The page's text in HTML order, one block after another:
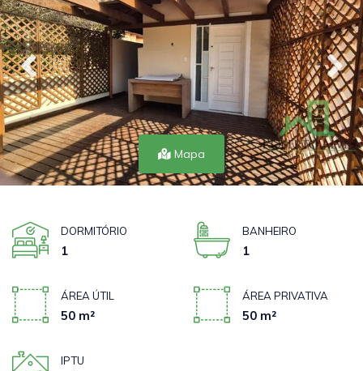
Mapa
DORMITÓRIO
1
BANHEIRO
1
ÁREA ÚTIL
50 m²
ÁREA PRIVATIVA
50 m²
IPTU